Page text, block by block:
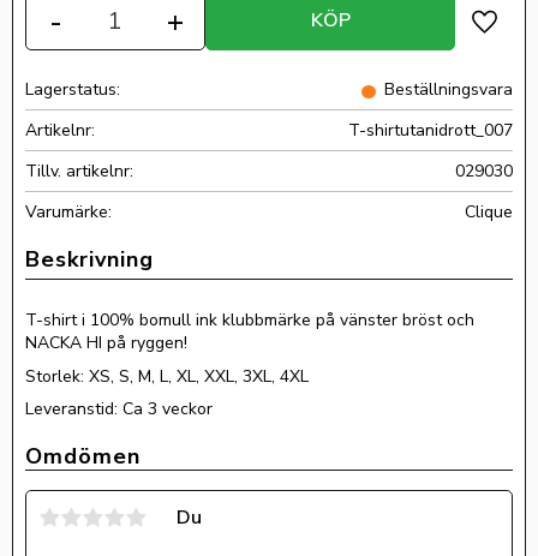
+
- KÖP
Lägg
Lagerstatus
Beställningsvara
Artikelnr
T-shirtutanidrott_007
Tillv. artikelnr
029030
Clique
T-shirt i 100% bomull ink klubbmärke på vänster bröst och
NACKA HI på ryggen!
Storlek: XS, S, M, L, XL, XXL, 3XL, 4XL
Leveranstid: Ca 3 veckor
Omdömen
Du